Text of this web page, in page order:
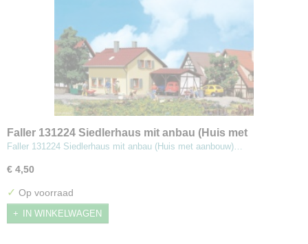
Faller 131224 Siedlerhaus mit anbau (Huis met
aanbouw)
Faller 131224 Siedlerhaus mit anbau (Huis met aanbouw)…
€ 4,50
✓ Op voorraad
IN WINKELWAGEN